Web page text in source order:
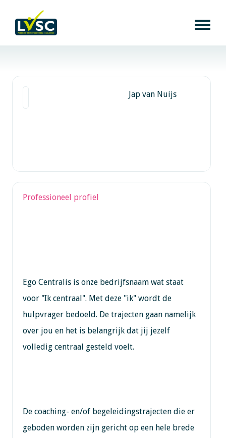
Jap van Nuijs
Professioneel profiel
Ego Centralis is onze bedrijfsnaam wat staat
voor "Ik centraal". Met deze "ik" wordt de
hulpvrager bedoeld. De trajecten gaan namelijk
over jou en het is belangrijk dat jij jezelf
volledig centraal gesteld voelt.
De coaching- en/of begeleidingstrajecten die er
geboden worden zijn gericht op een hele brede